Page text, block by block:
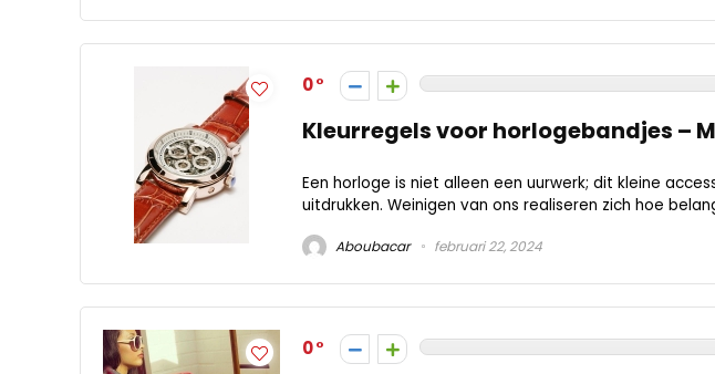
0
Kleurregels voor horlogebandjes –
Een horloge is niet alleen een uurwerk; dit kleine
uitdrukken. Weinigen van ons realiseren zich hoe
Aboubacar februari 22, 2024
0